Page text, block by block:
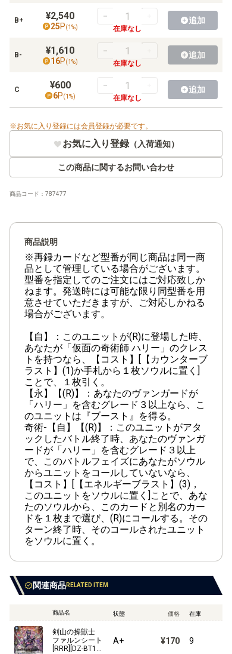
B+ ¥2,540
25P(1%) 在庫なし
追加
B- ¥1,610
16P(1 %) 在庫なし
追加
C ¥600
6P(1%) 在庫なし
追加
お気に入り登録には会員登録が必要です。
お気に入り登録 （入荷通知）
この商品に関するお問い合わせ
商品コード： 787477
商品説明
※再録カードなど型番が同じ商品は同一商
品として管理している場合がございます。
型番を指定してのご注文にはご対応致しか
ねます。発送時には可能な限り同型番を用
意させていただきますが、ご対応しかねる
場合がございます。
【自】：このユニットが(R)に登場した時、
あなたが「仮面の奇術師 ハリー」のクレス
トを持つなら、【コスト】[【カウンターブ
ラスト】(1)か手札から１枚ソウルに置く]
ことで、１枚引く。
【永】【(R)】：あなたのヴァンガードが
「ハリー」を含むグレード３以上なら、こ
のユニットは『ブースト』を得る。
奇術-【自】【(R)】：このユニットがアタ
ックしたバトル終了時、あなたのヴァンガ
ードが「ハリー」を含むグレード３以上
で、このバトルフェイズにあなたがソウル
からユニットをコールしていないなら、
【コスト】[【エネルギーブラスト】(3)，
このユニットをソウルに置く]ことで、あな
たのソウルから、このカードと別名のカー
ドを１枚まで選び、(R)にコールする。その
ターン終了時、そのコールされたユニット
をソウルに置く。
関連商品RELATED ITEM
商品名 状態 価格 在庫
剣山の操獣士
ファルンシート
[RRR][DZ-BT15/
A+ ¥170 9